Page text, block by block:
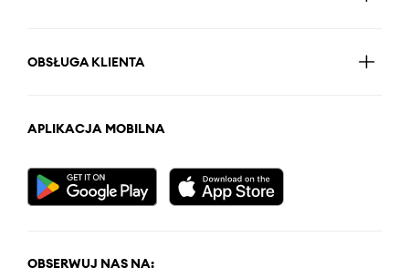
OBSŁUGA KLIENTA
APLIKACJA MOBILNA
OBSERWUJ NAS NA: